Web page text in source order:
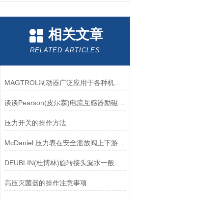
相关文章
RELATED ARTICLES
MAGTROL制动器广泛应用于各种机械设备和交通工具中
谈谈Pearson(皮尔森)电流互感器励磁特性试验的目的
压力开关的操作方法
McDaniel 压力表在安全泄放阀上下游压力监测中的应用
DEUBLIN(杜博林)旋转接头漏水一般应从以下几个方面来找原因
高压灭菌器的操作注意事项